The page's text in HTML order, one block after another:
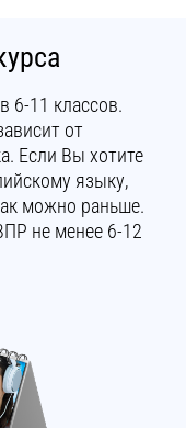
6-11 классов.
от
Если Вы хотите
языку,
можно раньше.
не менее 6-12